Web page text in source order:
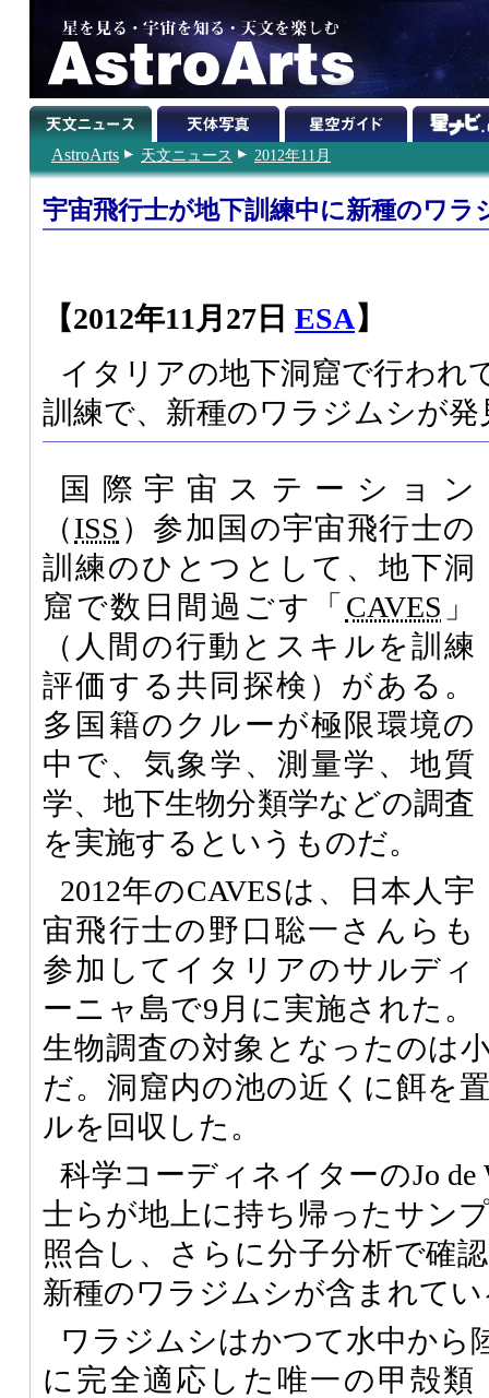
AstroArts 天文ニュース 2012年11月
宇宙飛行士が地下訓練中に新種のワラ
【2012年11月27日 ESA】
イタリアの地下洞窟で行われ
訓練で、新種のワラジムシが発
国際宇宙ステーション
（ISS ）参加国の宇宙飛行士の
訓練のひとつとして、地下洞
窟で数日間過ごす「 CAVES 」
（人間の行動とスキルを訓練
評価する共同探検）がある。
多国籍のクルーが極限環境の
中で、気象学、測量学、地質
学、地下生物分類学などの調査
を実施するというものだ。
2012年のCAVESは、日本人宇
宙飛行士の野口聡一さんらも
参加してイタリアのサルディ
ーニャ島で9月に実施された。
生物調査の対象となったのは
だ。洞窟内の池の近くに餌を
ルを回収した。
科学コーディネイターのJo de
士らが地上に持ち帰ったサン
照合し、さらに分子分析で確
新種のワラジムシが含まれて
ワラジムシはかつて水中から
に完全適応した唯一の甲殻